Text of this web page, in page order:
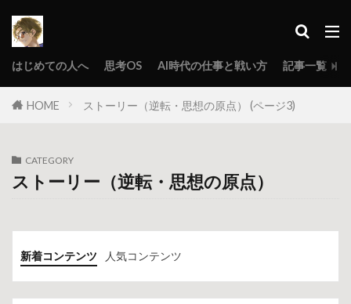
はじめての人へ 思考OS AI時代の仕事と戦い方 記事一覧
HOME ストーリー（逆転・思想の原点） (ページ3)
CATEGORY
ストーリー（逆転・思想の原点）
新着コンテンツ 人気コンテンツ